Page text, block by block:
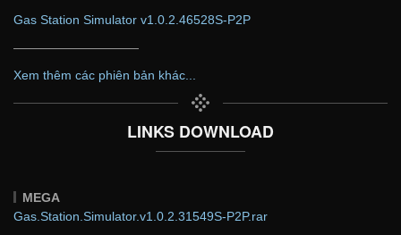
Gas Station Simulator v1.0.2.46528S-P2P
——————————
Xem thêm các phiên bản khác...
LINKS DOWNLOAD
MEGA
Gas.Station.Simulator.v1.0.2.31549S-P2P.rar